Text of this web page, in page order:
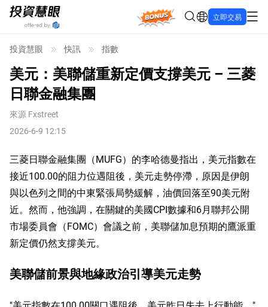
Bonus 立即交易
投資慧眼 快訊 指數
美元：美聯儲重新定價支撐美元 – 三菱
日聯金融集團
來源 Fxstreet
2026-6-9 12:15
三菱日聯金融集團（MUFG）的李哈德曼指出，美元指數在
接近100.00的阻力位遇阻後，美元走勢停滯，原因是伊朗
與以色列之間的中東緊張局勢緩解，油價回落至90美元附
近。然而，他強調，在關鍵的美國CPI數據和6月聯邦公開
市場委員會（FOMC）會議之前，美聯儲加息預期的鷹派重
新定價仍然支撐美元。
美聯儲前景與地緣政治引導美元走勢